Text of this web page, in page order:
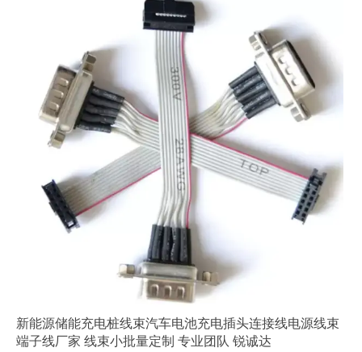
新能源储能充电桩线束汽车电池充电插头连接线电源线束
端子线厂家 线束小批量定制 专业团队 锐诚达